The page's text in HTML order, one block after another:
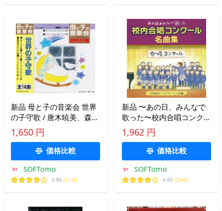
新品 母と子の音楽会 世界
の子守歌 / 唐木暁美、森み
ゆき、川島和子(CD) ACS-
6008-KS-KS
1,650 円
価格比較
SOFTomo
4.86 (21件)
新品 〜あの日、みんなで
歌った〜校内合唱コンクー
ル名曲集 / オムニバス (CD)
KICG749-KING
1,962 円
価格比較
SOFTomo
4.86 (21件)